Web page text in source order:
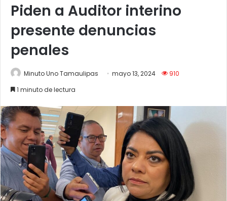
Piden a Auditor interino
presente denuncias
penales
Minuto Uno Tamaulipas mayo 13, 2024
910
1 minuto de lectura